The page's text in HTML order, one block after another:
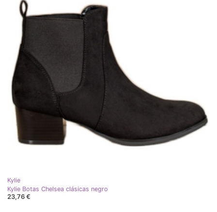
Kylie
Kylie Botas Chelsea clásicas negro
23,76 €